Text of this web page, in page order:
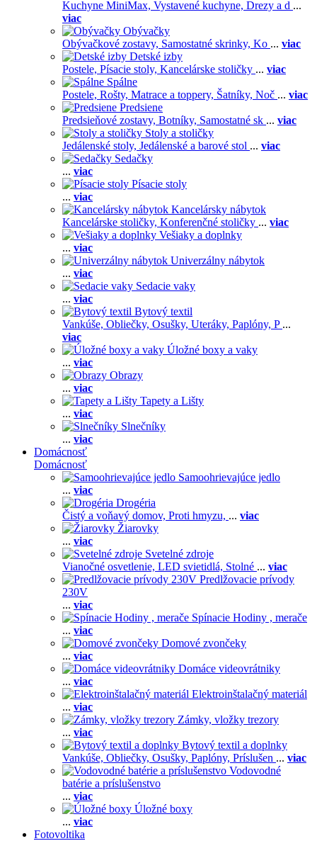
Kuchyne MiniMax, Vystavené kuchyne, Drezy a d ...
viac
Obývačky
Obývačkové zostavy, Samostatné skrinky, Ko ... viac
Detské izby
Postele, Písacie stoly, Kancelárske stoličky ... viac
Spálne
Postele, Rošty, Matrace a toppery, Šatníky, Noč ... viac
Predsiene
Predsieňové zostavy, Botníky, Samostatné sk ... viac
Stoly a stoličky
Jedálenské stoly, Jedálenské a barové stol ... viac
Sedačky
... viac
Písacie stoly
... viac
Kancelársky nábytok
Kancelárske stoličky, Konferenčné stoličky ... viac
Vešiaky a doplnky
... viac
Univerzálny nábytok
... viac
Sedacie vaky
... viac
Bytový textil
Vankúše, Obliečky, Osušky, Uteráky, Paplóny, P ...
viac
Úložné boxy a vaky
... viac
Obrazy
... viac
Tapety a Lišty
... viac
Slnečníky
... viac
Domácnosť
Domácnosť
Samoohrievajúce jedlo
... viac
Drogéria
Čistý a voňavý domov, Proti hmyzu, ... viac
Žiarovky
... viac
Svetelné zdroje
Vianočné osvetlenie, LED svietidlá, Stolné ... viac
Predlžovacie prívody
230V
... viac
Spínacie Hodiny , merače
... viac
Domové zvončeky
... viac
Domáce videovrátniky
... viac
Elektroinštalačný materiál
... viac
Zámky, vložky trezory
... viac
Bytový textil a doplnky
Vankúše, Obliečky, Osušky, Paplóny, Príslušen ... viac
Vodovodné
batérie a príslušenstvo
... viac
Úložné boxy
... viac
Fotovoltika